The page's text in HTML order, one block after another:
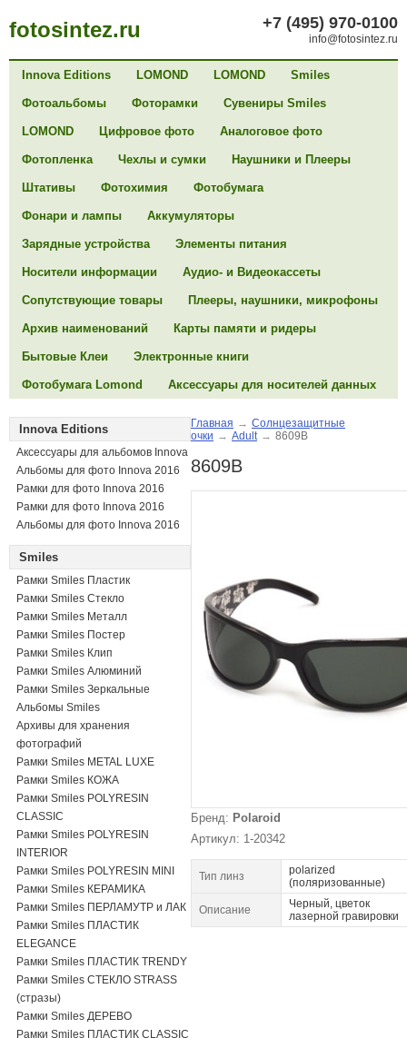
fotosintez.ru +7 (495) 970-0100
info@fotosintez.ru
Innova Editions LOMOND LOMOND Smiles
Фотоальбомы Фоторамки Сувениры Smiles
LOMOND Цифровое фото Аналоговое фото
Фотопленка Чехлы и сумки Наушники и Плееры
Штативы Фотохимия Фотобумага
Фонари и лампы Аккумуляторы
Зарядные устройства Элементы питания
Носители информации Аудио- и Видеокассеты
Сопутствующие товары Плееры, наушники, микрофоны
Архив наименований Карты памяти и ридеры
Бытовые Клеи Электронные книги
Фотобумага Lomond Аксессуары для носителей данных
Innova Editions
Аксессуары для альбомов Innova
Альбомы для фото Innova 2016
Рамки для фото Innova 2016
Рамки для фото Innova 2016
Альбомы для фото Innova 2016
Smiles
Рамки Smiles Пластик
Рамки Smiles Стекло
Рамки Smiles Металл
Рамки Smiles Постер
Рамки Smiles Клип
Рамки Smiles Алюминий
Рамки Smiles Зеркальные
Альбомы Smiles
Архивы для хранения
фотографий
Рамки Smiles METAL LUXE
Рамки Smiles КОЖА
Рамки Smiles POLYRESIN
CLASSIC
Рамки Smiles POLYRESIN
INTERIOR
Рамки Smiles POLYRESIN MINI
Рамки Smiles КЕРАМИКА
Рамки Smiles ПЕРЛАМУТР и ЛАК
Рамки Smiles ПЛАСТИК
ELEGANCE
Рамки Smiles ПЛАСТИК TRENDY
Рамки Smiles СТЕКЛО STRASS
(стразы)
Рамки Smiles ДЕРЕВО
Рамки Smiles ПЛАСТИК CLASSIC
Главная → Солнцезащитные
очки → Adult → 8609B
8609B
Бренд: Polaroid
Артикул: 1-20342
Тип линз
polarized
(поляризованные)
Описание
Черный, цветок
лазерной гравировки